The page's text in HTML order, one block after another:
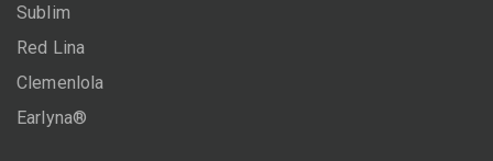
Sublim
Red Lina
Clemenlola
Earlyna®